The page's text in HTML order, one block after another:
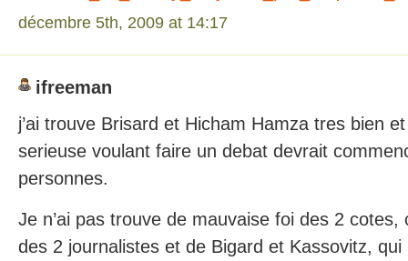
décembre 5th, 2009 at 14:17
ifreeman
j’ai trouve Brisard et Hicham Hamza tres bien
serieuse voulant faire un debat devrait
personnes.
Je n’ai pas trouve de mauvaise foi des 2 cotes,
des 2 journalistes et de Bigard et Kassovitz,